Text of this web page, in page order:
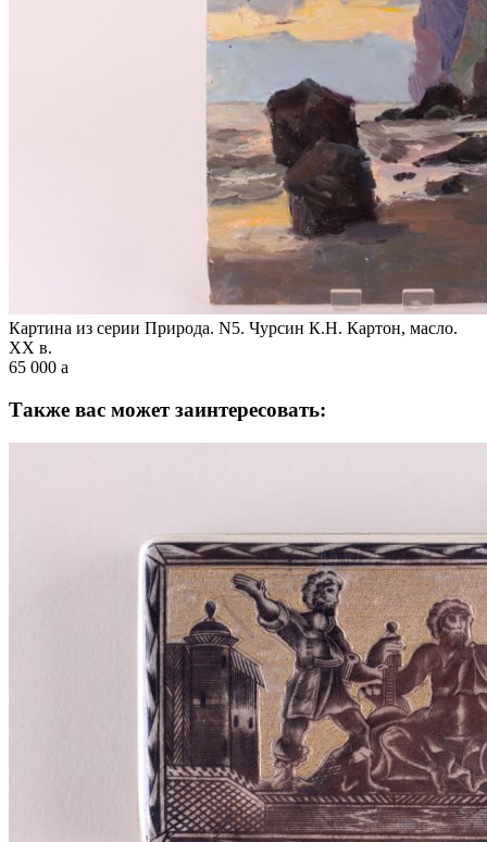
Картина из серии Природа. N5. Чурсин К.Н. Картон, масло.
XX в.
65 000 a
Также вас может заинтересовать: